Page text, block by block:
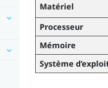
Matériel
Processeur
Mémoire
Système